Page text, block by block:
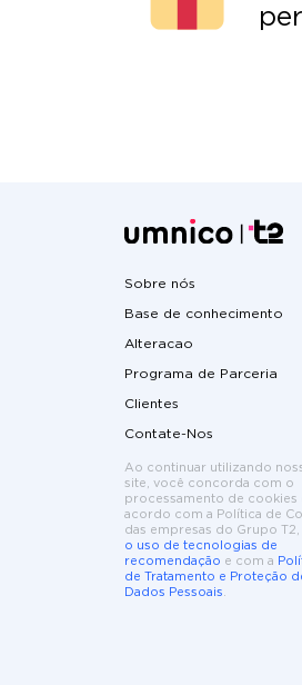
Sobre nós
Base de conhecimento
Alteracao
Programa de Parceria
Clientes
Contate-Nos
Ao continuar utilizando
site, você concorda com o
processamento de cookies
acordo com a Política de
das empresas do Grupo T2,
o uso de tecnologias de
recomendação e com a
de Tratamento e Proteção
Dados Pessoais